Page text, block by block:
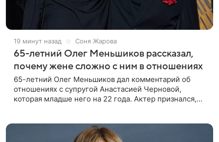
19 минут назад Соня Жарова
65-летний Олег Меньшиков рассказал,
почему жене сложно с ним в отношениях
65-летний Олег Меньшиков дал комментарий об
отношениях с супругой Анастасией Черновой,
которая младше него на 22 года. Актер признался,